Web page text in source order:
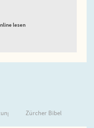
lesen
Zürcher Bibel